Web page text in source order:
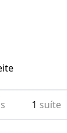
1 suíte